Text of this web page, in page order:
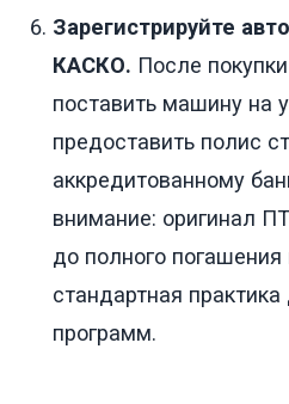
Зарегистрируйте
КАСКО. После
поставить машину на
предоставить полис
аккредитованному
внимание: оригинал
до полного
стандартная
программ.